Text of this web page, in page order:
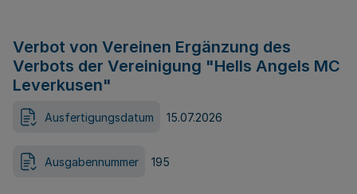
Verbot von Vereinen Ergänzung des
Verbots der Vereinigung "Hells Angels MC
Leverkusen"
Ausfertigungsdatum 15.07.2026
Ausgabennummer 195